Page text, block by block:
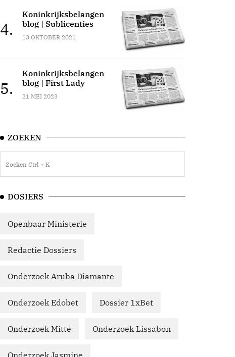
4.
Koninkrijksbelangen
blog | Sublicenties
13 OKTOBER 2021
5.
Koninkrijksbelangen
blog | First Lady
21 MEI 2023
ZOEKEN
DOSIERS
Openbaar Ministerie
Redactie Dossiers
Onderzoek Aruba Diamante
Onderzoek Edobet Dossier 1xBet
Onderzoek Mitte Onderzoek Lissabon